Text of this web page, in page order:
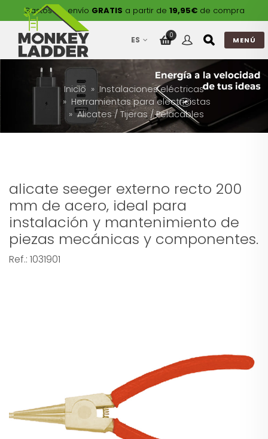
Gastos de envío GRATIS a partir de 19,95€de compra
ES 0
MENÚ
Inicio
Instalaciones eléctricas
Herramientas para electricistas
Alicates / Tijeras / Pelacables
alicate seeger externo recto 200
mm de acero, ideal para
instalación y mantenimiento de
piezas mecánicas y componentes.
Ref.: 1031901